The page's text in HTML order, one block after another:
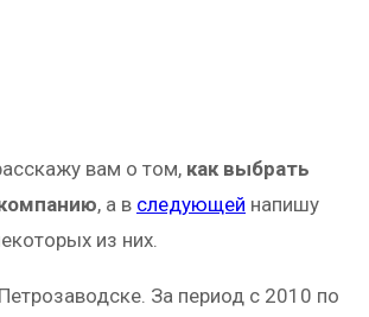
вам о том, как выбрать
, а в следующей напишу
из них.
За период с 2010 по